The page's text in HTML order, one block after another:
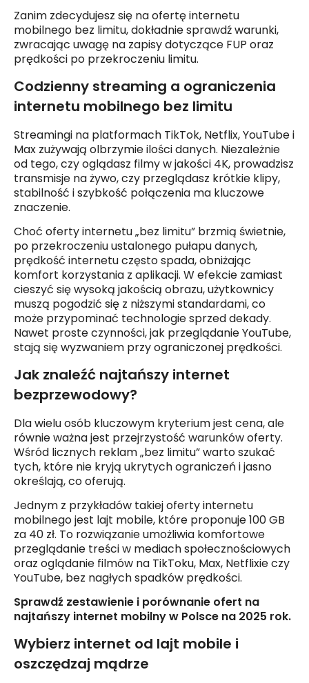
Zanim zdecydujesz się na ofertę internetu
mobilnego bez limitu, dokładnie sprawdź warunki,
zwracając uwagę na zapisy dotyczące FUP oraz
prędkości po przekroczeniu limitu.
Codzienny streaming a ograniczenia
internetu mobilnego bez limitu
Streamingi na platformach TikTok, Netflix, YouTube i
Max zużywają olbrzymie ilości danych. Niezależnie
od tego, czy oglądasz filmy w jakości 4K, prowadzisz
transmisje na żywo, czy przeglądasz krótkie klipy,
stabilność i szybkość połączenia ma kluczowe
znaczenie.
Choć oferty internetu „bez limitu” brzmią świetnie,
po przekroczeniu ustalonego pułapu danych,
prędkość internetu często spada, obniżając
komfort korzystania z aplikacji. W efekcie zamiast
cieszyć się wysoką jakością obrazu, użytkownicy
muszą pogodzić się z niższymi standardami, co
może przypominać technologie sprzed dekady.
Nawet proste czynności, jak przeglądanie YouTube,
stają się wyzwaniem przy ograniczonej prędkości.
Jak znaleźć najtańszy internet
bezprzewodowy?
Dla wielu osób kluczowym kryterium jest cena, ale
równie ważna jest przejrzystość warunków oferty.
Wśród licznych reklam „bez limitu” warto szukać
tych, które nie kryją ukrytych ograniczeń i jasno
określają, co oferują.
Jednym z przykładów takiej oferty internetu
mobilnego jest lajt mobile, które proponuje 100 GB
za 40 zł. To rozwiązanie umożliwia komfortowe
przeglądanie treści w mediach społecznościowych
oraz oglądanie filmów na TikToku, Max, Netflixie czy
YouTube, bez nagłych spadków prędkości.
Sprawdź zestawienie i porównanie ofert na
najtańszy internet mobilny w Polsce na 2025 rok.
Wybierz internet od lajt mobile i
oszczędzaj mądrze